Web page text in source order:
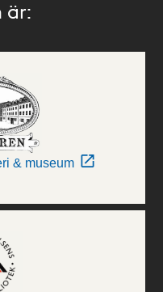
är:
& museum